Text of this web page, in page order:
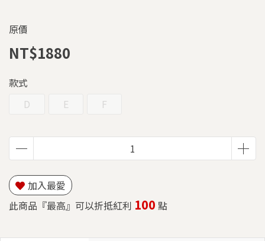
原價
NT$1880
款式
D
E F
加入最愛
此商品『最高』可以折抵紅利 100 點